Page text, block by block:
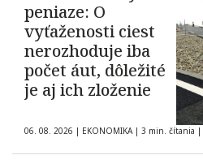
peniaze: O
vyťaženosti ciest
nerozhoduje iba
počet áut, dôležité
je aj ich zloženie
06. 08. 2026 | EKONOMIKA | 3 min. čítania |